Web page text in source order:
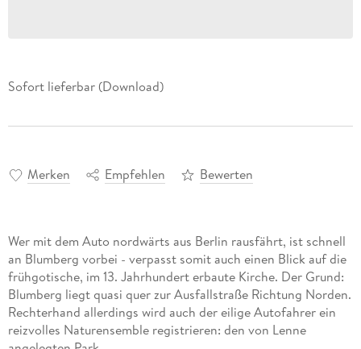
Sofort lieferbar (Download)
Merken Empfehlen Bewerten
Wer mit dem Auto nordwärts aus Berlin rausfährt, ist schnell
an Blumberg vorbei - verpasst somit auch einen Blick auf die
frühgotische, im 13. Jahrhundert erbaute Kirche. Der Grund:
Blumberg liegt quasi quer zur Ausfallstraße Richtung Norden.
Rechterhand allerdings wird auch der eilige Autofahrer ein
reizvolles Naturensemble registrieren: den von Lenne